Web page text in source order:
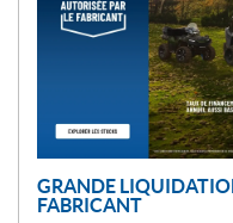
GRANDE
FABRICANT